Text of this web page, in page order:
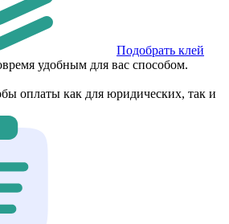
Подобрать клей
удобным для вас способом.
оплаты как для юридических, так и